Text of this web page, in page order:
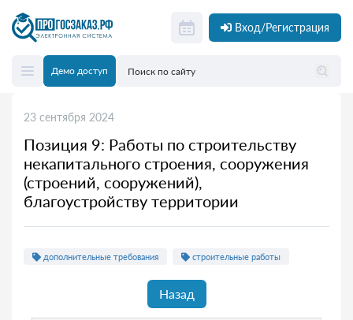
Вход/Регистрация
Демо доступ
23 сентября 2024
Позиция 9: Работы по строительству
некапитального строения, сооружения
(строений, сооружений),
благоустройству территории
дополнительные требования строительные работы
Назад